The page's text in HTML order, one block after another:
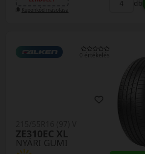
Kuponkód másolása
db
0 értékelés
NYÁRI GUMI
ZE310EC XL